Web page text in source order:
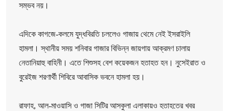
সম্ভব নয়।
এদিকে কাগজে-কলমে যুদ্ধবিরতি চললেও গাজায় থেমে নেই ইসরাইলি
হামলা। স্থানীয় সময় শনিবার গাজার বিভিন্ন জায়গায় আক্রমণ চালায়
নেতানিয়াহু বাহিনী। এতে শিশুসহ বেশ কয়েকজন হতাহত হন। নুসেইরাত ও
বুরেইজ শরণার্থী শিবিরে আবাসিক ভবনে হামলা হয়।
রাফাহ, আল-মাওয়াসি ও গাজা সিটির আসকুলা এলাকায়ও হতাহতের খবর